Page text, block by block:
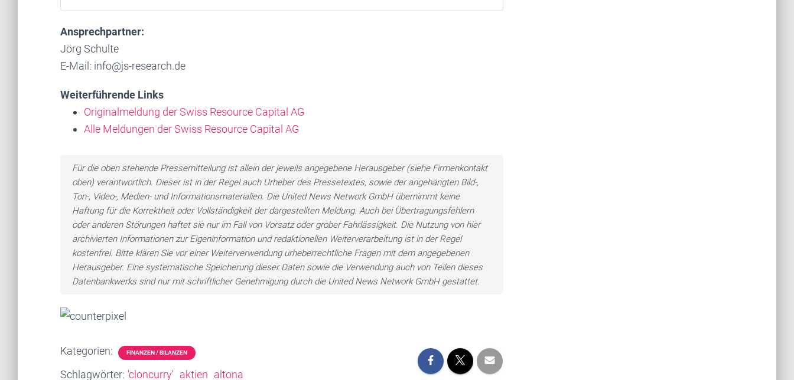
Ansprechpartner:
Jörg Schulte
E-Mail: info@js-research.de
Weiterführende Links
Originalmeldung der Swiss Resource Capital AG
Alle Meldungen der Swiss Resource Capital AG
Für die oben stehende Pressemitteilung ist allein der jeweils angegebene Herausgeber (siehe Firmenkontakt
oben) verantwortlich. Dieser ist in der Regel auch Urheber des Pressetextes, sowie der angehängten Bild-,
Ton-, Video-, Medien- und Informationsmaterialien. Die United News Network GmbH übernimmt keine
Haftung für die Korrektheit oder Vollständigkeit der dargestellten Meldung. Auch bei Übertragungsfehlern
oder anderen Störungen haftet sie nur im Fall von Vorsatz oder grober Fahrlässigkeit. Die Nutzung von hier
archivierten Informationen zur Eigeninformation und redaktionellen Weiterverarbeitung ist in der Regel
kostenfrei. Bitte klären Sie vor einer Weiterverwendung urheberrechtliche Fragen mit dem angegebenen
Herausgeber. Eine systematische Speicherung dieser Daten sowie die Verwendung auch von Teilen dieses
Datenbankwerks sind nur mit schriftlicher Genehmigung durch die United News Network GmbH gestattet.
Kategorien: FINANZEN / BILANZEN
Schlagwörter: 'cloncurry' aktien altona